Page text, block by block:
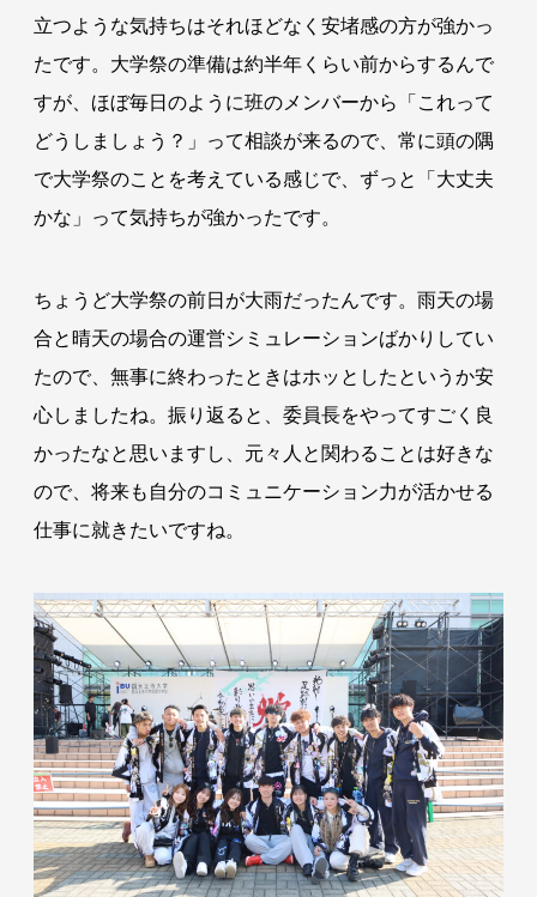
立つような気持ちはそれほどなく安堵感の方が強かっ
たです。大学祭の準備は約半年くらい前からするんで
すが、ほぼ毎日のように班のメンバーから「これって
どうしましょう？」って相談が来るので、常に頭の隅
で大学祭のことを考えている感じで、ずっと「大丈夫
かな」って気持ちが強かったです。
ちょうど大学祭の前日が大雨だったんです。雨天の場
合と晴天の場合の運営シミュレーションばかりしてい
たので、無事に終わったときはホッとしたというか安
心しましたね。振り返ると、委員長をやってすごく良
かったなと思いますし、元々人と関わることは好きな
ので、将来も自分のコミュニケーション力が活かせる
仕事に就きたいですね。